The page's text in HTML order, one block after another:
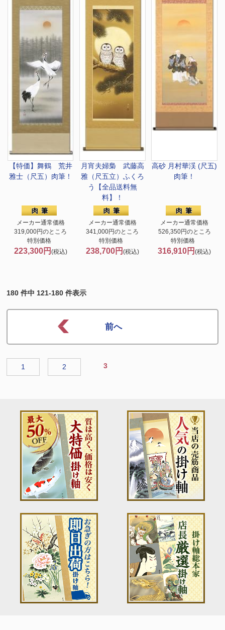
【特価】舞鶴 荒井
雅士（尺五）肉筆！
メーカー通常価格
319,000円のところ
特別価格
223,300円 (税込)
月宵夫婦梟 武藤高
雅（尺五立）ふくろ
う【全品送料無
料】！
メーカー通常価格
341,000円のところ
特別価格
238,700円 (税込)
高砂 月村華渓 (尺五)
肉筆！
メーカー通常価格
526,350円のところ
特別価格
316,910円(税込)
180 件中 121-180 件表示
1 2 3